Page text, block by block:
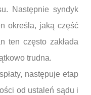
Następnie syndyk
określa, jaką część
ten często zakłada
trudna.
następuje etap
od ustaleń sądu i